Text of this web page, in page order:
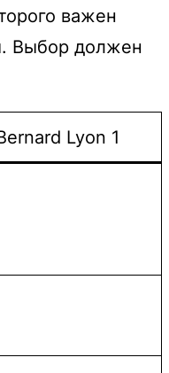
важен
Выбор должен
Lyon 1